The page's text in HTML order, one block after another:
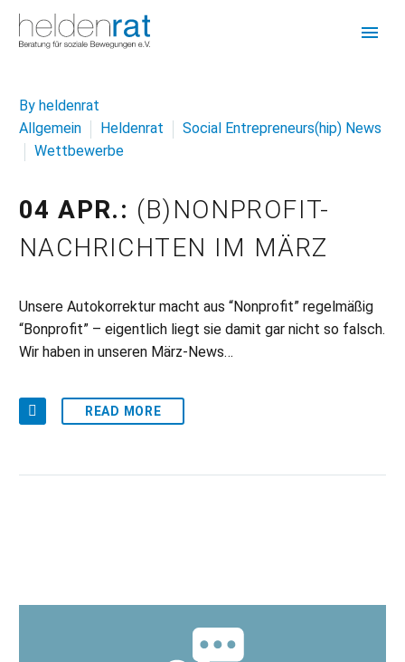
By heldenrat
Allgemein
Heldenrat
Social Entrepreneurs(hip) News
Wettbewerbe
04 APR.: (B)NONPROFIT-
NACHRICHTEN IM MÄRZ
Unsere Autokorrektur macht aus “Nonprofit” regelmäßig
“Bonprofit” – eigentlich liegt sie damit gar nicht so falsch.
Wir haben in unseren März-News…
READ MORE